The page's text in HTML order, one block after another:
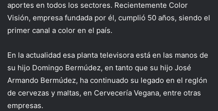
aportes en todos los sectores. Recientemente Color
Visión, empresa fundada por él, cumplió 50 años, siendo el
primer canal a color en el país.
En la actualidad esa planta televisora está en las manos de
su hijo Domingo Bermúdez, en tanto que su hijo José
Armando Bermúdez, ha continuado su legado en el reglón
de cervezas y maltas, en Cervecería Vegana, entre otras
empresas.